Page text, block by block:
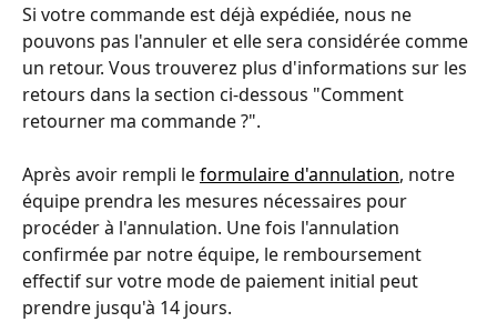
Si votre commande est déjà expédiée, nous ne
pouvons pas l'annuler et elle sera considérée comme
un retour. Vous trouverez plus d'informations sur les
retours dans la section ci-dessous "Comment
retourner ma commande ?".
Après avoir rempli le formulaire d'annulation, notre
équipe prendra les mesures nécessaires pour
procéder à l'annulation. Une fois l'annulation
confirmée par notre équipe, le remboursement
effectif sur votre mode de paiement initial peut
prendre jusqu'à 14 jours.